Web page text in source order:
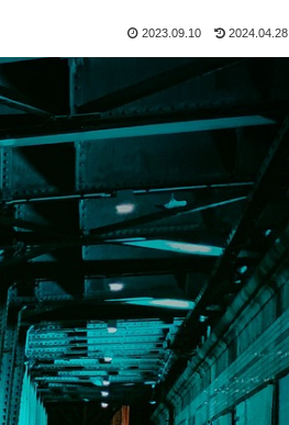
2023.09.10 2024.04.28